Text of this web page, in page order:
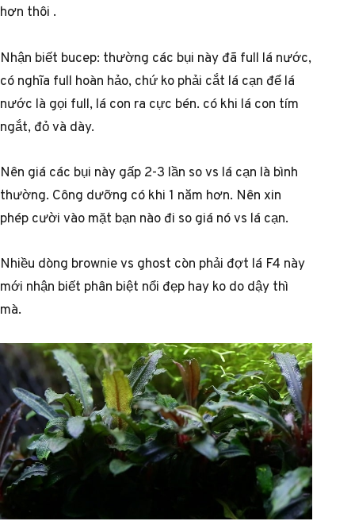
hơn thôi .
Nhận biết bucep: thường các bụi này đã full lá nước,
có nghĩa full hoàn hảo, chứ ko phải cắt lá cạn để lá
nước là gọi full, lá con ra cực bén. có khi lá con tím
ngắt, đỏ và dày.
Nên giá các bụi này gấp 2-3 lần so vs lá cạn là bình
thường. Công dưỡng có khi 1 năm hơn. Nên xin
phép cười vào mặt bạn nào đi so giá nó vs lá cạn.
Nhiều dòng brownie vs ghost còn phải đợt lá F4 này
mới nhận biết phân biệt nổi đẹp hay ko do dậy thì
mà.